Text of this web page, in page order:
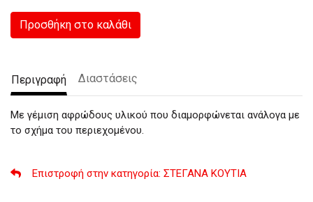
Προσθήκη στο καλάθι
Περιγραφή Διαστάσεις
Με γέμιση αφρώδους υλικού που διαμορφώνεται ανάλογα με
το σχήμα του περιεχομένου.
Επιστροφή στην κατηγορία: ΣΤΕΓΑΝΑ ΚΟΥΤΙΑ